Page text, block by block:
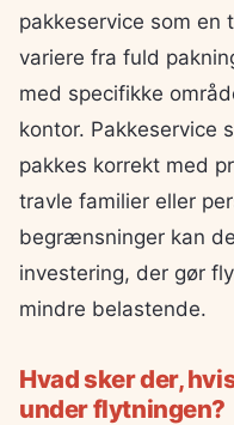
pakkeservice som en
variere fra fuld
med specifikke
kontor. Pakkeservice
pakkes korrekt med
travle familier eller
begrænsninger kan
investering, der gør
mindre belastende.
Hvad sker der,
under flytningen?